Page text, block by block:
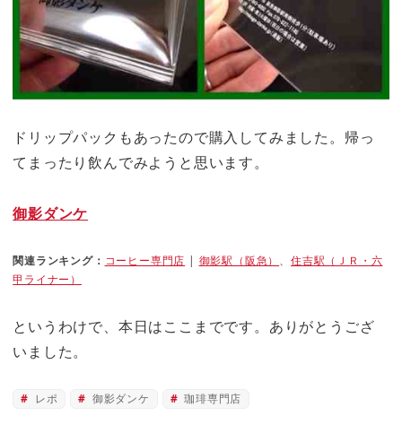
ドリップパックもあったので購入してみました。帰っ
てまったり飲んでみようと思います。
御影ダンケ
関連ランキング： コーヒー専門店 | 御影駅（阪急） 、 住吉駅（ＪＲ・六
甲ライナー）
というわけで、本日はここまでです。ありがとうござ
いました。
レポ 御影ダンケ 珈琲専門店